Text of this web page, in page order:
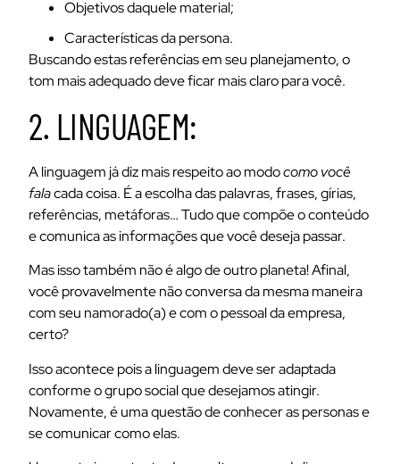
Objetivos daquele material;
Características da persona.
Buscando estas referências em seu planejamento, o
tom mais adequado deve ficar mais claro para você.
2. LINGUAGEM:
A linguagem já diz mais respeito ao modocomo você
falacada coisa. É a escolha das palavras, frases, gírias,
referências, metáforas… Tudo que compõe o conteúdo
e comunica as informações que você deseja passar.
Mas isso também não é algo de outro planeta! Afinal,
você provavelmente não conversa da mesma maneira
com seu namorado(a) e com o pessoal da empresa,
certo?
Isso acontece pois a linguagem deve ser adaptada
conforme o grupo social que desejamos atingir.
Novamente, é uma questão de conhecer as personas e
se comunicar como elas.